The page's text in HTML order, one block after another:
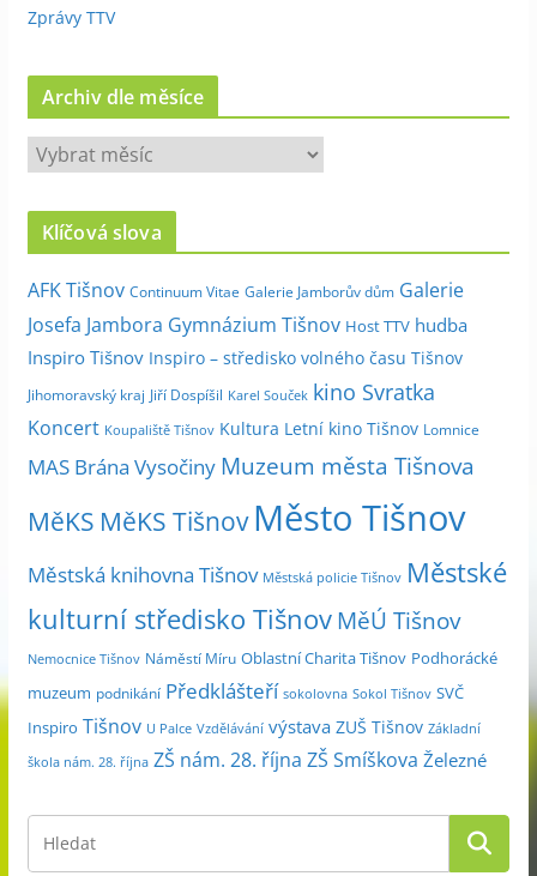
Zprávy TTV
Archiv dle měsíce
A
r
c
v
d
l
e
m
s
í
e
Klíčová slova
AFK Tišnov Continuum Vitae Galerie Jamborův dům Galerie
Josefa Jambora Gymnázium Tišnov Host TTV hudba
Inspiro Tišnov Inspiro – středisko volného času Tišnov
Jihomoravský kraj Jiří Dospíšil Karel Souček kino Svratka
Koncert Koupaliště Tišnov Kultura Letní kino Tišnov Lomnice
MAS Brána Vysočiny Muzeum města Tišnova
MěKS MěKS Tišnov Město Tišnov
Městská knihovna Tišnov Městská policie Tišnov Městské
kulturní středisko Tišnov MěÚ Tišnov
Nemocnice Tišnov Náměstí Míru Oblastní Charita Tišnov Podhorácké
muzeum podnikání Předklášteří sokolovna Sokol Tišnov SVČ
Inspiro Tišnov U Palce Vzdělávání výstava ZUŠ Tišnov Základní
škola nám. 28. října ZŠ nám. 28. října ZŠ Smíškova Železné